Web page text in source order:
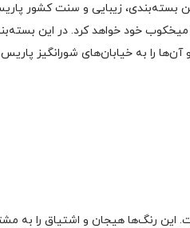
زیبایی و سنت کشور
خود خواهد کرد. در این
را به خیابان‌های شورانگیز
این رنگ‌ها هیجان و اشتیاق را به